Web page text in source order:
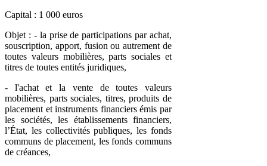
Capital : 1 000 euros
Objet : - la prise de participations par achat,
souscription, apport, fusion ou autrement de
toutes valeurs mobilières, parts sociales et
titres de toutes entités juridiques,
- l'achat et la vente de toutes valeurs
mobilières, parts sociales, titres, produits de
placement et instruments financiers émis par
les sociétés, les établissements financiers,
l’État, les collectivités publiques, les fonds
communs de placement, les fonds communs
de créances,